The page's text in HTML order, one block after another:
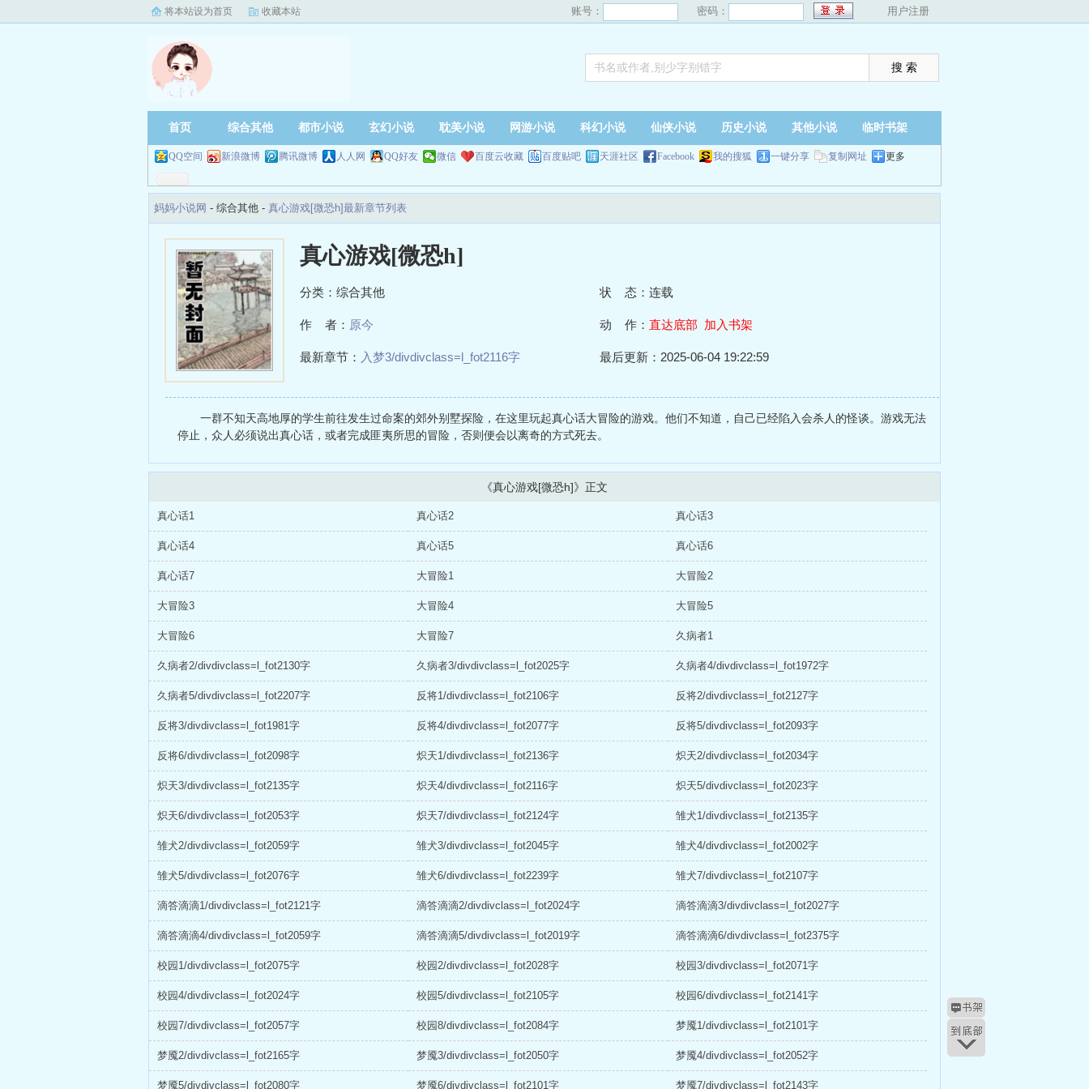
将本站设为首页 收藏本站 账号： 密码： 用户注册
首页 综合其他 都市小说 玄幻小说 耽美小说 网游小说 科幻小说 仙侠小说 历史小说 其他小说 临时书架
QQ空间 新浪微博 腾讯微博 人人网 QQ好友 微信 百度云收藏 百度贴吧 天涯社区 Facebook 我的搜狐 一键分享 复制网址 更多
妈妈小说网 - 综合其他 - 真心游戏[微恐h]最新章节列表
真心游戏[微恐h]
分类：综合其他 状 态：连载
作 者： 原今 动 作： 直达底部 加入书架
最新章节： 入梦3/divdivclass=l_fot2116字 最后更新：2025-06-04 19:22:59
一群不知天高地厚的学生前往发生过命案的郊外别墅探险，在这里玩起真心话大冒险的游戏。他们不知道，自己已经陷入会杀人的怪谈。游戏无法
停止，众人必须说出真心话，或者完成匪夷所思的冒险，否则便会以离奇的方式死去。
《真心游戏[微恐h]》正文
真心话1 真心话2 真心话3
真心话4 真心话5 真心话6
真心话7 大冒险1 大冒险2
大冒险3 大冒险4 大冒险5
大冒险6 大冒险7 久病者1
久病者2/divdivclass=l_fot2130字 久病者3/divdivclass=l_fot2025字 久病者4/divdivclass=l_fot1972字
久病者5/divdivclass=l_fot2207字 反将1/divdivclass=l_fot2106字 反将2/divdivclass=l_fot2127字
反将3/divdivclass=l_fot1981字 反将4/divdivclass=l_fot2077字 反将5/divdivclass=l_fot2093字
反将6/divdivclass=l_fot2098字 炽天1/divdivclass=l_fot2136字 炽天2/divdivclass=l_fot2034字
炽天3/divdivclass=l_fot2135字 炽天4/divdivclass=l_fot2116字 炽天5/divdivclass=l_fot2023字
炽天6/divdivclass=l_fot2053字 炽天7/divdivclass=l_fot2124字 雏犬1/divdivclass=l_fot2135字
雏犬2/divdivclass=l_fot2059字 雏犬3/divdivclass=l_fot2045字 雏犬4/divdivclass=l_fot2002字
雏犬5/divdivclass=l_fot2076字 雏犬6/divdivclass=l_fot2239字 雏犬7/divdivclass=l_fot2107字
滴答滴滴1/divdivclass=l_fot2121字 滴答滴滴2/divdivclass=l_fot2024字 滴答滴滴3/divdivclass=l_fot2027字
滴答滴滴4/divdivclass=l_fot2059字 滴答滴滴5/divdivclass=l_fot2019字 滴答滴滴6/divdivclass=l_fot2375字
校园1/divdivclass=l_fot2075字 校园2/divdivclass=l_fot2028字 校园3/divdivclass=l_fot2071字
校园4/divdivclass=l_fot2024字 校园5/divdivclass=l_fot2105字 校园6/divdivclass=l_fot2141字
校园7/divdivclass=l_fot2057字 校园8/divdivclass=l_fot2084字 梦魇1/divdivclass=l_fot2101字
梦魇2/divdivclass=l_fot2165字 梦魇3/divdivclass=l_fot2050字 梦魇4/divdivclass=l_fot2052字
梦魇5/divdivclass=l_fot2080字 梦魇6/divdivclass=l_fot2101字 梦魇7/divdivclass=l_fot2143字